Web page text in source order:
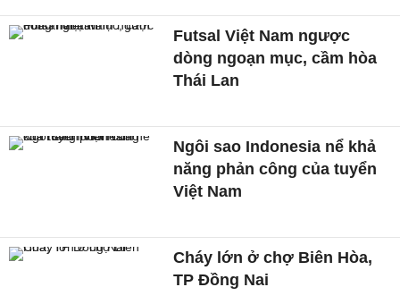
Futsal Việt Nam ngược
dòng ngoạn mục, cầm hòa
Thái Lan
Ngôi sao Indonesia nể khả
năng phản công của tuyển
Việt Nam
Cháy lớn ở chợ Biên Hòa,
TP Đồng Nai